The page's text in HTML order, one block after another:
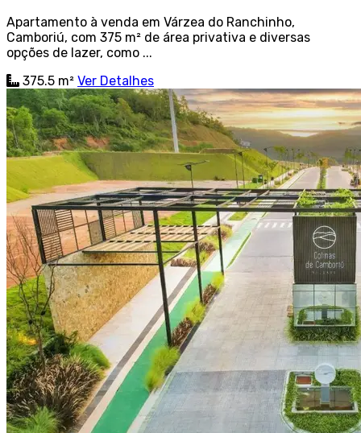
Apartamento à venda em Várzea do Ranchinho,
Camboriú, com 375 m² de área privativa e diversas
opções de lazer, como ...
375.5 m² Ver Detalhes